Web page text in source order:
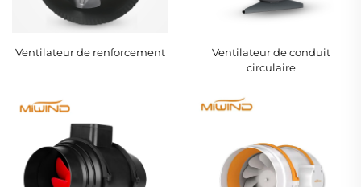
Ventilateur de renforcement
Ventilateur de conduit
circulaire